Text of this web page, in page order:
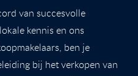
van succesvolle
kennis en ons
ben je
bij het verkopen van